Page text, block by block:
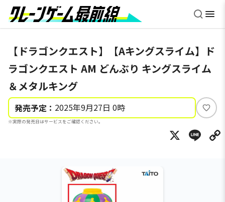
【ドラゴンクエスト】【Aキングスライム】ド
ラゴンクエスト AM どんぶり キングスライム
＆メタルキング
発売予定： 2025年9月27日 0時
※実際の発売日はサービスをご確認ください。
い
ね
X